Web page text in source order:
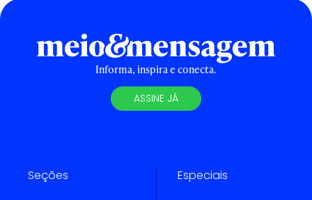
Informa, inspira e conecta.
ASSINE JÁ
Seções Especiais